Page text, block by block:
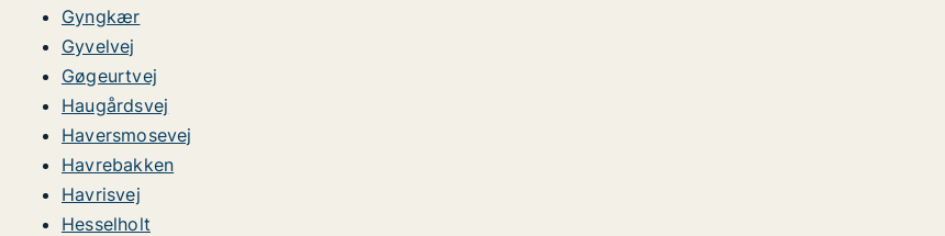
Gyngkær
Gyvelvej
Gøgeurtvej
Haugårdsvej
Haversmosevej
Havrebakken
Havrisvej
Hesselholt